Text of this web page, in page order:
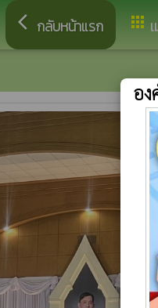
arrow_back_ios กลับหน้าแรก apps
อ